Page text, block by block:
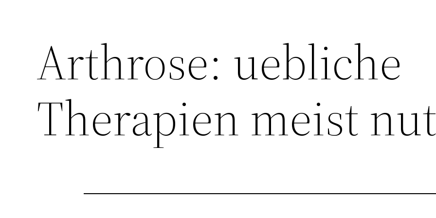
Arthrose: uebliche
Therapien meist